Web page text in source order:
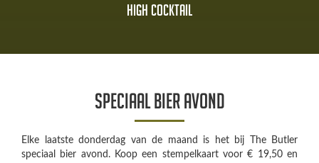
High Cocktail
Speciaal bier avond
Elke laatste donderdag van de maand is het bij The Butler
speciaal bier avond. Koop een stempelkaart voor € 19,50 en